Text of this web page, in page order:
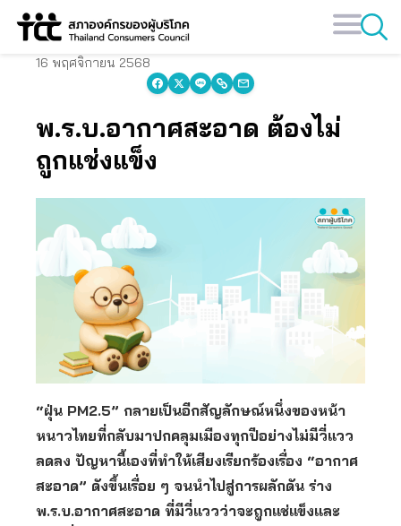
Skip
16 พฤศจิกายน 2568
พ.ร.บ.อากาศสะอาด ต้องไม่
ถูกแช่งแข็ง
“ฝุ่น PM2.5” กลายเป็นอีกสัญลักษณ์หนึ่งของหน้า
หนาวไทยที่กลับมาปกคลุมเมืองทุกปีอย่างไม่มีวี่แวว
ลดลง ปัญหานี้เองที่ทำให้เสียงเรียกร้องเรื่อง “อากาศ
สะอาด” ดังขึ้นเรื่อย ๆ จนนำไปสู่การผลักดัน ร่าง
พ.ร.บ.อากาศสะอาด ที่มีวี่แววว่าจะถูกแช่แข็งและ